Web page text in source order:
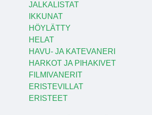
JALKALISTAT
IKKUNAT
HÖYLÄTTY
HELAT
HAVU- JA KATEVANERI
HARKOT JA PIHAKIVET
FILMIVANERIT
ERISTEVILLAT
ERISTEET